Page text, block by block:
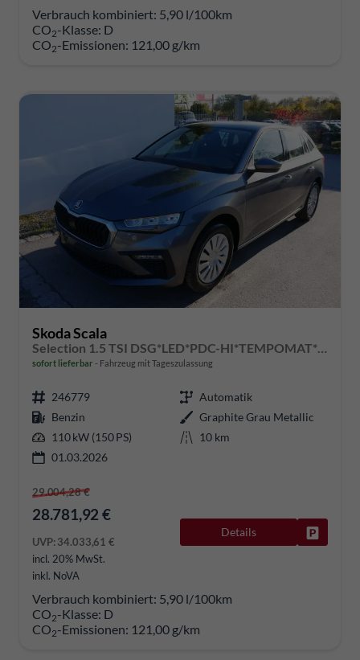
Verbrauch kombiniert: 5,90 l/100km
CO2-Klasse: D
CO2-Emissionen: 121,00 g/km
Skoda Scala
Selection 1.5 TSI DSG*LED*PDC-HI*TEMPOMAT*SMARTLINK*SHZ*KLIMA*RADIO
sofort lieferbar Fahrzeug mit Tageszulassung
246779
Automatik
Benzin
Graphite Grau Metallic
110 kW (150 PS)
10 km
01.03.2026
29.004,28 €
28.781,92 €
UVP:34.033,61 €
incl. 20% MwSt.
inkl. NoVA
Details
Verbrauch kombiniert: 5,90 l/100km
CO2-Klasse: D
CO2-Emissionen: 121,00 g/km